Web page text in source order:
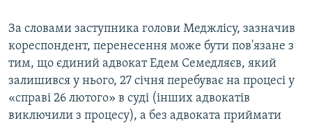
ІНФОГРАФІКА
ДОЛУЧАЙСЯ!
Усі сайти RFE/RL
За словами заступника голови Меджлісу, зазначив
кореспондент, перенесення може бути пов'язане з
тим, що єдиний адвокат Едем Семедляєв, який
залишився у нього, 27 січня перебуває на процесі у
«справі 26 лютого» в суді (інших адвокатів
виключили з процесу), а без адвоката приймати